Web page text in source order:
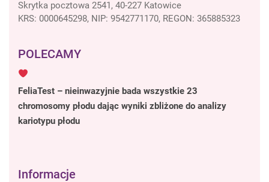
Skrytka pocztowa 2541, 40-227 Katowice
KRS: 0000645298, NIP: 9542771170, REGON: 365885323
POLECAMY
FeliaTest – nieinwazyjnie bada wszystkie 23
chromosomy płodu dając wyniki zbliżone do analizy
kariotypu płodu
Informacje